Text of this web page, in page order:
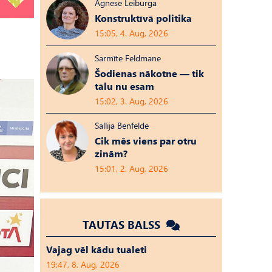
Agnese Leiburga
Konstruktīvā politika
15:05, 4. Aug, 2026
Sarmīte Feldmane
Šodienas nākotne — tik
tālu nu esam
15:02, 3. Aug, 2026
Sallija Benfelde
Cik mēs viens par otru
zinām?
15:01, 2. Aug, 2026
TAUTAS BALSS
Vajag vēl kādu tualeti
19:47, 8. Aug, 2026